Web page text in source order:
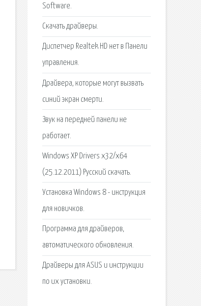
Software.
Скачать драйверы.
Диспетчер Realtek HD нет в Панели
управления.
Драйвера, которые могут вызвать
синий экран смерти.
Звук на передней панели не
работает.
Windows XP Drivers x32/x64
(25.12.2011) Русский скачать.
Установка Windows 8 - инструкция
для новичков.
Программа для драйверов,
автоматического обновления.
Драйверы для ASUS и инструкции
по их установки.